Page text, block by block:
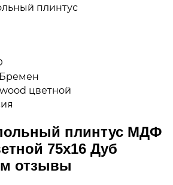
плинтус
цветной
плинтус МДФ
75х16 Дуб
отзывы